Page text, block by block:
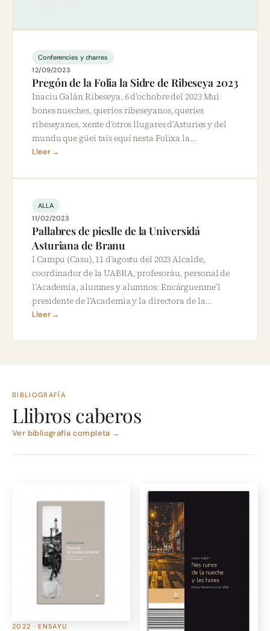
Conferencies y charres
12/09/2023
Pregón de la Folia la Sidre de Ribeseya 2023
Inaciu Galán Ribeseya, 6 d’ochobre del 2023 Mui
bones nueches, queríos ribeseyanos, queríes
ribeseyanes, xente d’otros llugares d’Asturies y del
mundu que güei tais equí nesta Folixa la…
Lleer →
ALLA
11/02/2023
Pallabres de pieslle de la Universidá
Asturiana de Branu
l Campu (Casu), 11 d’agostu del 2023 Alcalde,
coordinador de la UABRA, profesoráu, personal de
l’Academia, alumnes y alumnos: Encárguenme’l
presidente de l’Academia y la directora de la…
Lleer →
BIBLIOGRAFÍA
Llibros caberos
Ver bibliografía completa →
2022 · ENSAYU